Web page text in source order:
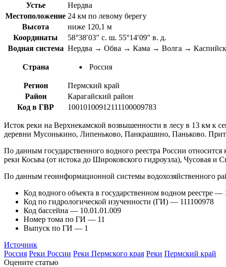
Устье
Нердва
Местоположение 24 км по левому берегу
Высота
ниже 120,1 м
Координаты
58°38′03″ с. ш. 55°14′09″ в. д.
Водная система Нердва → Обва → Кама → Волга →
Страна Россия
Регион
Пермский край
Район
Карагайский район
Код в ГВР
10010100912111100009783
Исток реки на Верхнекамской возвышенности в лесу в 13 км к
деревни Мусонькино, Липеньково, Панкрашино, Паньково.
По данным государственного водного реестра России
реки Косьва (от истока до Широковского гидроузла), Чусовая
По данным геоинформационной системы водохозяйственного
Код водного объекта в государственном водном реестре —
Код по гидрологической изученности (ГИ) — 111100978
Код бассейна — 10.01.01.009
Номер тома по ГИ — 11
Выпуск по ГИ — 1
Источник
Россия Реки России Реки Пермского края Реки Пермский край
Оцените статью